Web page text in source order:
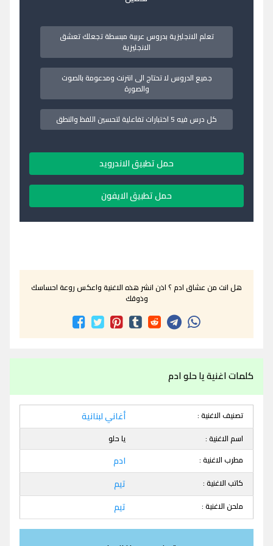
تعلم الانجليزية بدروس عربية مبسطة تجعلك تعشق
الانجليزية
جميع الدروس لا تحتاج الى انترنت ومدعومة بالصوت
والصورة
كل درس فيه 5 اختبارات تفاعلية لتحسين اللفظ والنطق
حمل تطبيق الاندرويد
حمل تطبيق الايفون
هل انت من عشاق ادم ؟ اذن انشر هذه الاغنية واعكس روعة احساسك
وذوقك
كلمات اغنية يا حلو ادم
تصنيف الاغنية : أغاني لبنانية
اسم الاغنية :
يا حلو
مطرب الاغنية :
ادم
كاتب الاغنية : تيم
ملحن الاغنية : تيم